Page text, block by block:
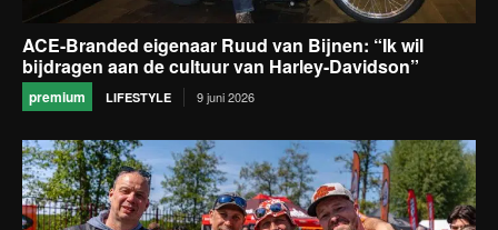
ACE-Branded eigenaar Ruud van Bijnen: “Ik wil
bijdragen aan de cultuur van Harley-Davidson”
premium LIFESTYLE 9 juni 2026